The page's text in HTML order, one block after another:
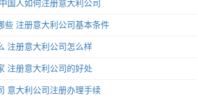
国人如何注册意大利公司
些 注册意大利公司基本条件
注册意大利公司怎么样
注册意大利公司的好处
意大利公司注册办理手续